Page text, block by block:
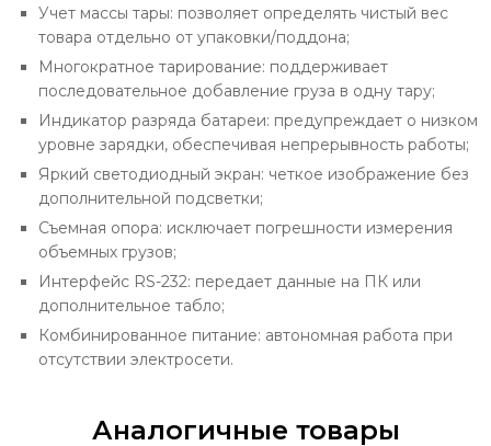
Учет массы тары: позволяет определять чистый вес
товара отдельно от упаковки/поддона;
Многократное тарирование: поддерживает
последовательное добавление груза в одну тару;
Индикатор разряда батареи: предупреждает о низком
уровне зарядки, обеспечивая непрерывность работы;
Яркий светодиодный экран: четкое изображение без
дополнительной подсветки;
Съемная опора: исключает погрешности измерения
объемных грузов;
Интерфейс RS-232: передает данные на ПК или
дополнительное табло;
Комбинированное питание: автономная работа при
отсутствии электросети.
Аналогичные товары